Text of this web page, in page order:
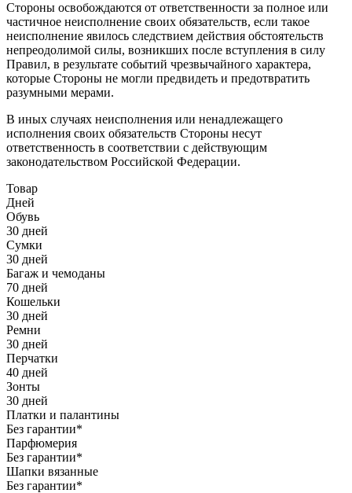
Стороны освобождаются от ответственности за полное или
частичное неисполнение своих обязательств, если такое
неисполнение явилось следствием действия обстоятельств
непреодолимой силы, возникших после вступления в силу
Правил, в результате событий чрезвычайного характера,
которые Стороны не могли предвидеть и предотвратить
разумными мерами.
В иных случаях неисполнения или ненадлежащего
исполнения своих обязательств Стороны несут
ответственность в соответствии с действующим
законодательством Российской Федерации.
Товар
Дней
Обувь
30 дней
Сумки
30 дней
Багаж и чемоданы
70 дней
Кошельки
30 дней
Ремни
30 дней
Перчатки
40 дней
Зонты
30 дней
Платки и палантины
Без гарантии*
Парфюмерия
Без гарантии*
Шапки вязанные
Без гарантии*